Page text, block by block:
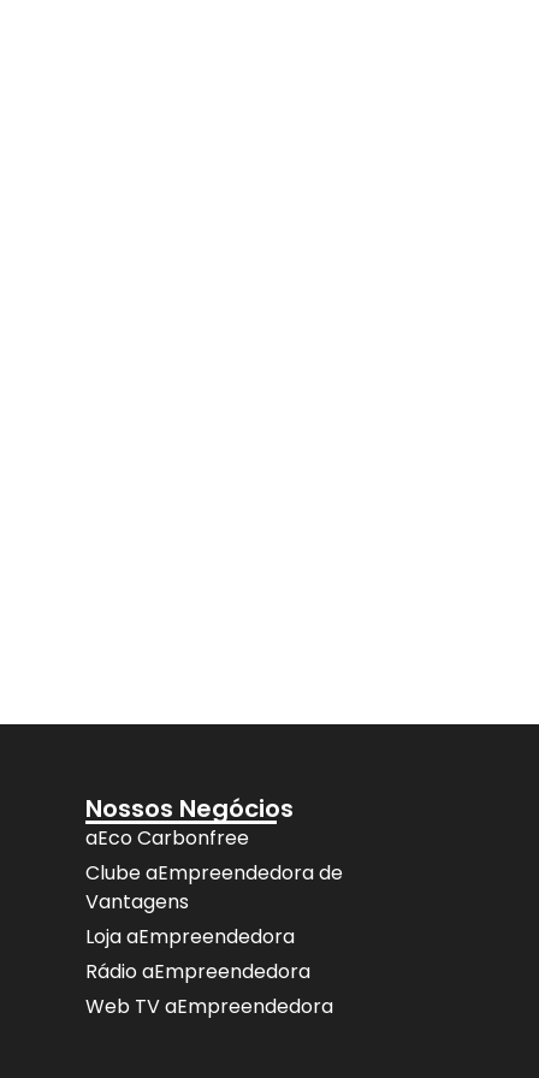
Nossos Negócios
aEco Carbonfree
Clube aEmpreendedora de
Vantagens
Loja aEmpreendedora
Rádio aEmpreendedora
Web TV aEmpreendedora